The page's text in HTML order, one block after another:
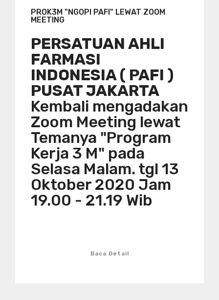
PROK3M "NGOPI PAFI" LEWAT ZOOM
MEETING
PERSATUAN AHLI
FARMASI
INDONESIA ( PAFI )
PUSAT JAKARTA
Kembali mengadakan
Zoom Meeting lewat
Temanya "Program
Kerja 3 M" pada
Selasa Malam. tgl 13
Oktober 2020 Jam
19.00 - 21.19 Wib
Baca Detail